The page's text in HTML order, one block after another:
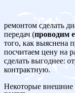
ремонтом сделать
передач (проводим
того, как выяснена
посчитаем цену на
сделать выгоднее:
контрактную.
Некоторые